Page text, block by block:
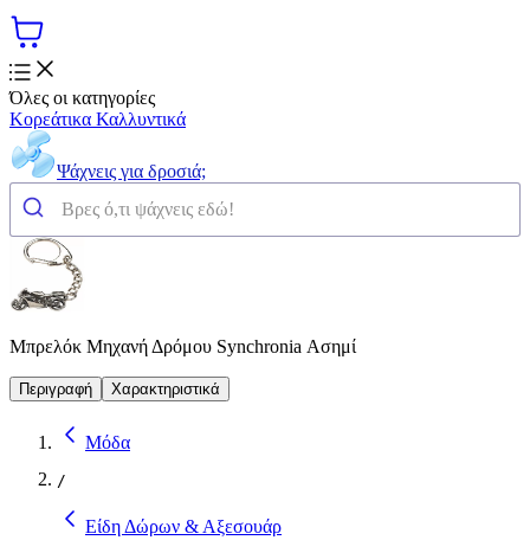
Όλες οι κατηγορίες
Κορεάτικα Καλλυντικά
Ψάχνεις για δροσιά;
Μπρελόκ Μηχανή Δρόμου Synchronia Ασημί
Περιγραφή Χαρακτηριστικά
Μόδα
/
Είδη Δώρων & Αξεσουάρ